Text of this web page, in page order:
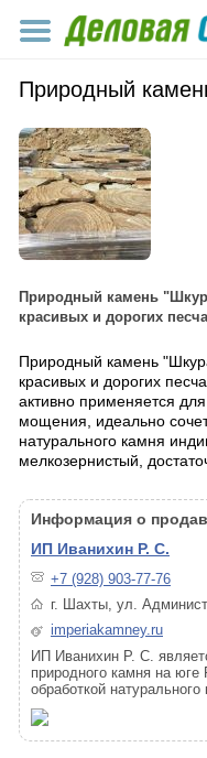
Природный
Природный камень
красивых и дорогих
Природный камень
красивых и дорогих
активно применяется
мощения, идеально
натурального камня
мелкозернистый,
Информация о
ИП Иванихин Р. С.
+7 (928) 903-77-76
г. Шахты, ул.
imperiakamney.ru
ИП Иванихин Р. С.
природного камня на
обработкой натурального